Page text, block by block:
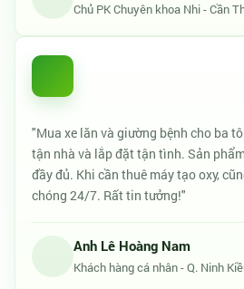
Chủ PK Chuyên khoa Nhi - Cần
"Mua xe lăn và giường bệnh cho ba
tận nhà và lắp đặt tận tình. Sản
đầy đủ. Khi cần thuê máy tạo oxy,
chóng 24/7. Rất tin tưởng!"
Anh Lê Hoàng Nam
Khách hàng cá nhân - Q. Ninh